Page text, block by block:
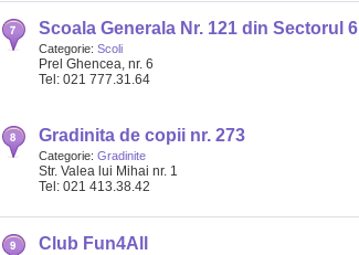
Scoala Generala Nr. 121 din Sectorul 6
Categorie: Scoli
Prel Ghencea, nr. 6
Tel: 021 777.31.64
Gradinita de copii nr. 273
Categorie: Gradinite
Str. Valea lui Mihai nr. 1
Tel: 021 413.38.42
Club Fun4All